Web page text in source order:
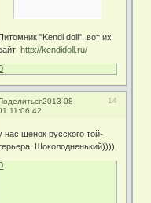
Питомник "Kendi doll", вот их
http://kendidoll.ru/
14
2013-08-
11:06:42
нас щенок русского той-
Шоколодненький))))